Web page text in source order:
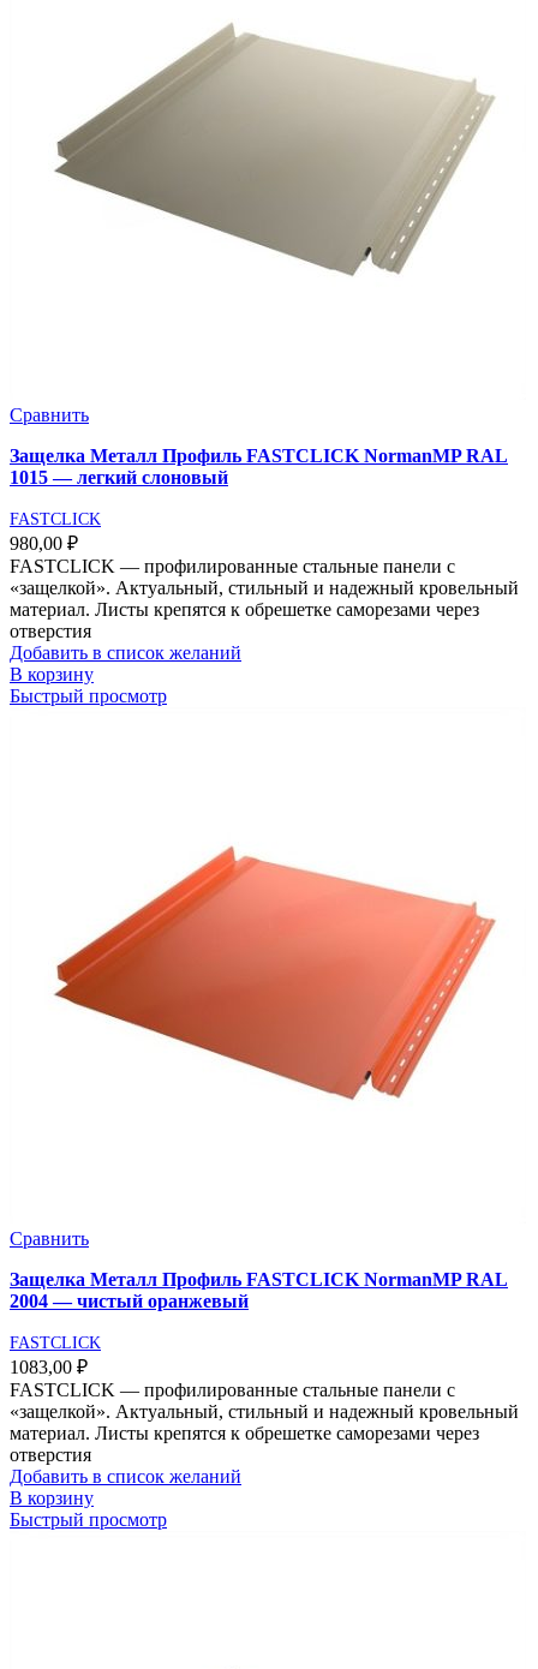
Сравнить
Защелка Металл Профиль FASTCLICK NormanMP RAL
1015 — легкий слоновый
FASTCLICK
980,00 ₽
FASTCLICK — профилированные стальные панели с
«защелкой». Актуальный, стильный и надежный кровельный
материал. Листы крепятся к обрешетке саморезами через
отверстия
Добавить в список желаний
В корзину
Быстрый просмотр
Сравнить
Защелка Металл Профиль FASTCLICK NormanMP RAL
2004 — чистый оранжевый
FASTCLICK
1083,00 ₽
FASTCLICK — профилированные стальные панели с
«защелкой». Актуальный, стильный и надежный кровельный
материал. Листы крепятся к обрешетке саморезами через
отверстия
Добавить в список желаний
В корзину
Быстрый просмотр